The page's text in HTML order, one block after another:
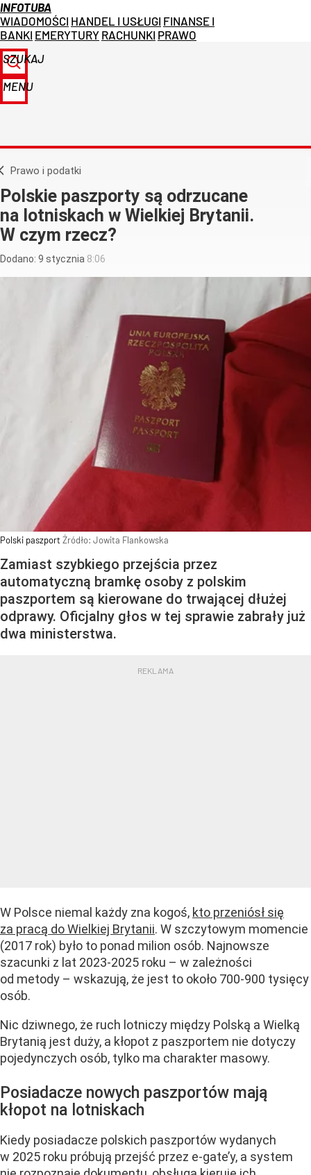
INFOTUBA
WIADOMOŚCI HANDEL I USŁUGI FINANSE I
BANKI EMERYTURY RACHUNKI PRAWO
SZUKAJ
MENU
Prawo i podatki
Polskie paszporty są odrzucane
na lotniskach w Wielkiej Brytanii.
W czym rzecz?
Dodano: 9 stycznia 8:06
Polski paszport Źródło: Jowita Flankowska
Zamiast szybkiego przejścia przez
automatyczną bramkę osoby z polskim
paszportem są kierowane do trwającej dłużej
odprawy. Oficjalny głos w tej sprawie zabrały już
dwa ministerstwa.
W Polsce niemal każdy zna kogoś, kto przeniósł się
za pracą do Wielkiej Brytanii. W szczytowym momencie
(2017 rok) było to ponad milion osób. Najnowsze
szacunki z lat 2023-2025 roku – w zależności
od metody – wskazują, że jest to około 700-900 tysięcy
osób.
Nic dziwnego, że ruch lotniczy między Polską a Wielką
Brytanią jest duży, a kłopot z paszportem nie dotyczy
pojedynczych osób, tylko ma charakter masowy.
Posiadacze nowych paszportów mają
kłopot na lotniskach
Kiedy posiadacze polskich paszportów wydanych
w 2025 roku próbują przejść przez e-gate’y, a system